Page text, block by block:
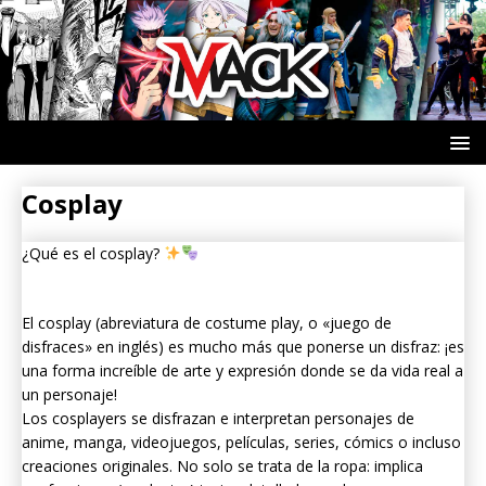
Cosplay
¿Qué es el cosplay?
El cosplay (abreviatura de costume play, o «juego de
disfraces» en inglés) es mucho más que ponerse un disfraz: ¡es
una forma increíble de arte y expresión donde se da vida real a
un personaje!
Los cosplayers se disfrazan e interpretan personajes de
anime, manga, videojuegos, películas, series, cómics o incluso
creaciones originales. No solo se trata de la ropa: implica